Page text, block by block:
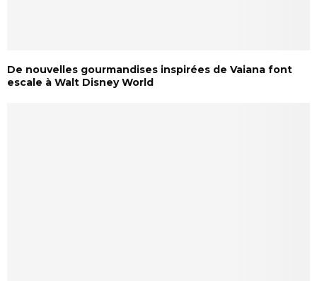
De nouvelles gourmandises inspirées de Vaiana font
escale à Walt Disney World